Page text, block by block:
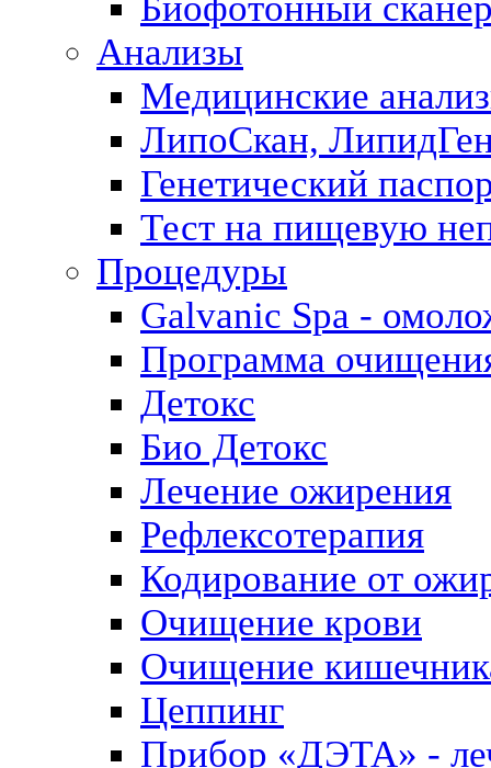
Анализы
Медицинские
ЛипоСкан,
Генетический
Тест на пищевую
Процедуры
Galvanic Spa -
Программа
Детокс
Био Детокс
Лечение ожирения
Рефлексотерапия
Кодирование от
Очищение крови
Очищение
Цеппинг
Прибор «ДЭТА» -